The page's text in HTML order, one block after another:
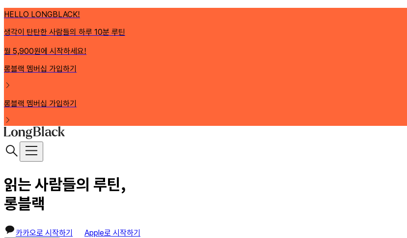
HELLO LONGBLACK!
생각이 탄탄한 사람들의 하루 10분 루틴
월 5,900원에 시작하세요!
롱블랙 멤버십 가입하기
롱블랙 멤버십 가입하기
읽는 사람들의 루틴,
롱블랙
카카오로 시작하기 Apple로 시작하기